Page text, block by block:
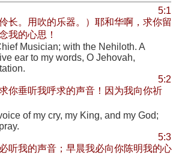
5:1
长。用吹的乐器。）耶和华啊，求你留
我的心思！
Musician; with the Nehiloth. A
ear to my words, O Jehovah,
5:2
你垂听我呼求的声音！因为我向你祈
of my cry, my King, and my God;
5:3
听我的声音；早晨我必向你陈明我的心